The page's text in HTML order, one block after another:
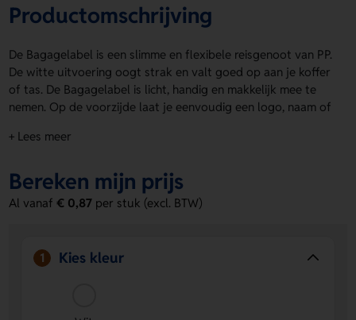
Productomschrijving
De Bagagelabel is een slimme en flexibele reisgenoot van PP.
De witte uitvoering oogt strak en valt goed op aan je koffer
of tas. De Bagagelabel is licht, handig en makkelijk mee te
nemen. Op de voorzijde laat je eenvoudig een logo, naam of
herkenbaar. Handig voor reizen, events of giveaways. Bestel
Voordelen van de Bagagelabel
uitstraling.
Flexibel materiaal van PP
+ Lees meer
Bereken mijn prijs
Al vanaf€ 0,87 per stuk (excl. BTW)
1 Kies kleur